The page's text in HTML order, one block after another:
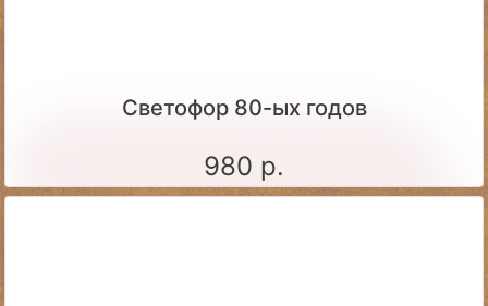
Светофор 80-ых годов
980 р.